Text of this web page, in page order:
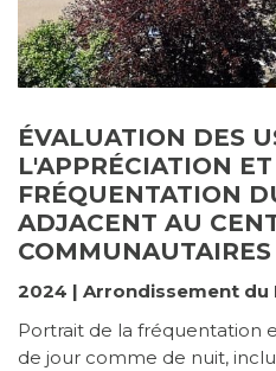
ÉVALUATION DES
L'APPRÉCIATION
FRÉQUENTATION
ADJACENT AU
2024 | Arrondissement du
Portrait de la fréquentation
de jour comme de nuit,